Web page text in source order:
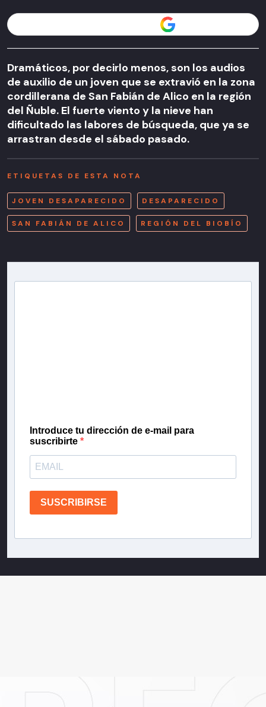
Dramáticos, por decirlo menos, son los audios
de auxilio de un joven que se extravió en la zona
cordillerana de San Fabián de Alico en la región
del Ñuble. El fuerte viento y la nieve han
dificultado las labores de búsqueda, que ya se
arrastran desde el sábado pasado.
ETIQUETAS DE ESTA NOTA
JOVEN DESAPARECIDO DESAPARECIDO
SAN FABIÁN DE ALICO REGIÓN DEL BIOBÍO
Introduce tu dirección de e-mail para
suscribirte
SUSCRIBIRSE